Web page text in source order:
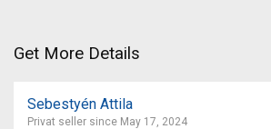
Get More Details
Sebestyén Attila
Privat seller since May 17, 2024